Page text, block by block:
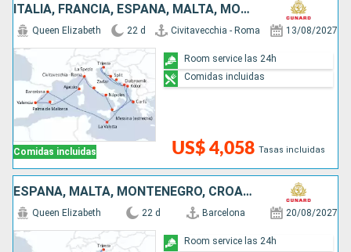
ITALIA, FRANCIA, ESPAÑA, MALTA, MONTENEGRO, CROACIA, GRECIA
Comidas incluidas
Queen Elizabeth 22 d Civitavecchia - Roma 13/08/2027
US$ 4,058 Tasas incluidas
Room service las 24h
Comidas incluidas
ESPAÑA, MALTA, MONTENEGRO, CROACIA, GRECIA, ITALIA, FRANCIA
Queen Elizabeth 22 d Barcelona 20/08/2027
Room service las 24h